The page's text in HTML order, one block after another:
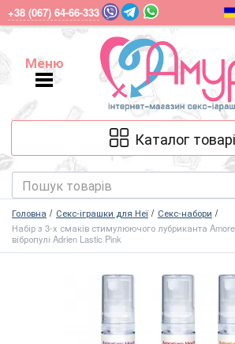
+38 (067) 64-66-333
Меню
Меню
Каталог
Головна Секс-іграшки для Неї
Секс-набори
Набір з 3-х смаків стимулюючого лубриканта
вібропулі Adrien Lastic Pink